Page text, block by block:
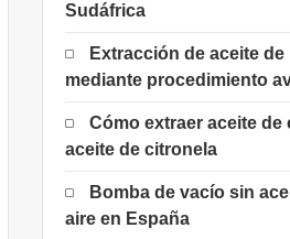
Sudáfrica
Extracción de aceite
mediante procedimiento
Cómo extraer aceite
aceite de citronela
Bomba de vacío sin
aire en España